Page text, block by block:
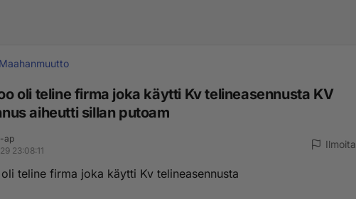
Maahanmuutto
oli teline firma joka käytti Kv telineasennusta KV
aiheutti sillan putoam
ap
23:08:11
Ilmoita
teline firma joka käytti Kv telineasennusta